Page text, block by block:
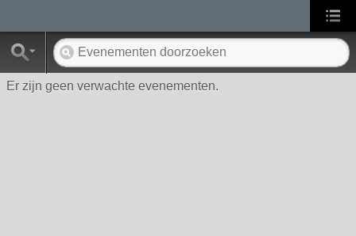
Er zijn geen verwachte evenementen.